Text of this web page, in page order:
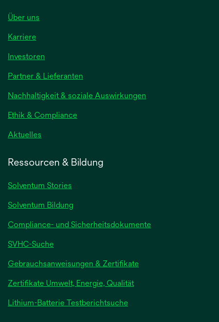
Über uns
Karriere
Investoren
Partner & Lieferanten
Nachhaltigkeit & soziale Auswirkungen
Ethik & Compliance
Aktuelles
Ressourcen & Bildung
Solventum Stories
Solventum Bildung
Compliance- und Sicherheitsdokumente
SVHC-Suche
Gebrauchsanweisungen & Zertifikatewird
Zertifikate Umwelt, Energie, Qualität
Lithium-Batterie Testberichtsuchewird